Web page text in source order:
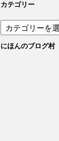
カテゴリー
テ
ゴ
にほんのブログ村